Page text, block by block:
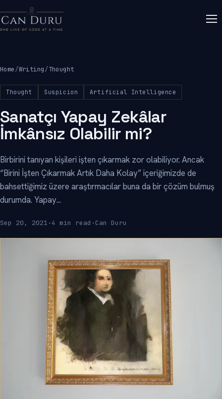
Home/Writing/Thought
Thought Suspicion Artificial Intelligence
Sanatçı Yapay Zekâlar
İmkânsız Olabilir mi?
Birbirini tanıyan kişileri işten çıkarmak zor olabiliyor. Ancak
“Birini İşten Çıkarmak Artık Daha Kolay” içeriğimizde de
bahsettiğimiz üzere araştırmacılar buna da bir çözüm bulmuş
durumda. Yapay...
Sep 20, 2021 · 4 min read · Can Duru